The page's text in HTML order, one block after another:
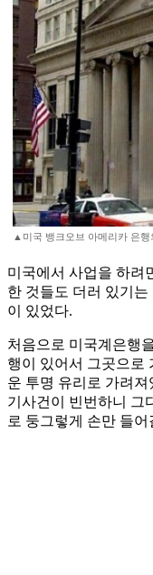
▲미국 뱅크오브 아메리카 은
미국에서 사업을 하려
한 것들도 더러 있기
이 있었다.
처음으로 미국계은행
행이 있어서 그곳으로
운 투명 유리로 가려
기사건이 빈번하니 그
로 둥그렇게 손만 들